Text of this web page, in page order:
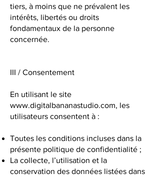
tiers, à moins que ne prévalent les
intérêts, libertés ou droits
fondamentaux de la personne
concernée.
III / Consentement
En utilisant le site
www.digitalbananastudio.com, les
utilisateurs consentent à :
Toutes les conditions incluses dans la
présente politique de confidentialité ;
La collecte, l’utilisation et la
conservation des données listées dans